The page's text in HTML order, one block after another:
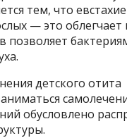
тем, что
— это
позволяет
детского отита
обусловлено